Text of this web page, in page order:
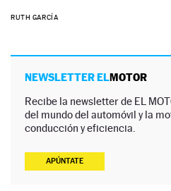
RUTH GARCÍA
NEWSLETTER ELMOTOR
Recibe la newsletter de EL
del mundo del automóvil y la
conducción y eficiencia.
APÚNTATE